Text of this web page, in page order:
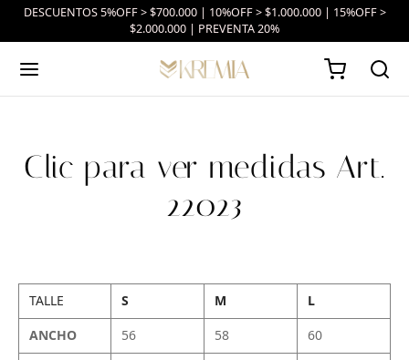
DESCUENTOS 5%OFF > $700.000 | 10%OFF > $1.000.000 | 15%OFF >
$2.000.000 | PREVENTA 20%
Clic para ver medidas Art.
22023
TALLE S M
L
ANCHO
56 58
60